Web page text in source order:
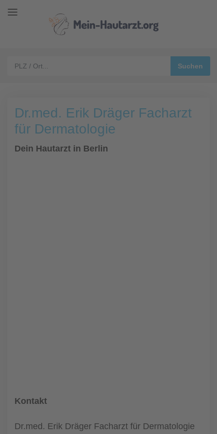
Dr.med. Erik Dräger Facharzt
für Dermatologie
Dein Hautarzt in Berlin
Kontakt
Dr.med. Erik Dräger Facharzt für Dermatologie